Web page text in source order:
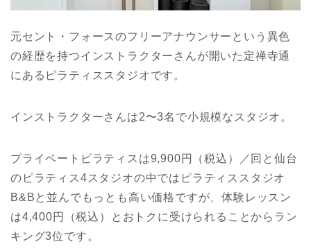
元セント・フォースのフリーアナウンサーという異色
の経歴を持つインストラクターさんが開いた定禅寺通
にあるピラティススタジオです。
インストラクターさんは2〜3名で小規模なスタジオ。
プライベートピラティスは9,900円（税込）／回と仙台
のピラティス4スタジオの中ではピラティススタジオ
B&Bと並んでもっとも高い価格ですが、体験レッスン
は4,400円（税込）とおトクに受けられることからラン
キング3位です。